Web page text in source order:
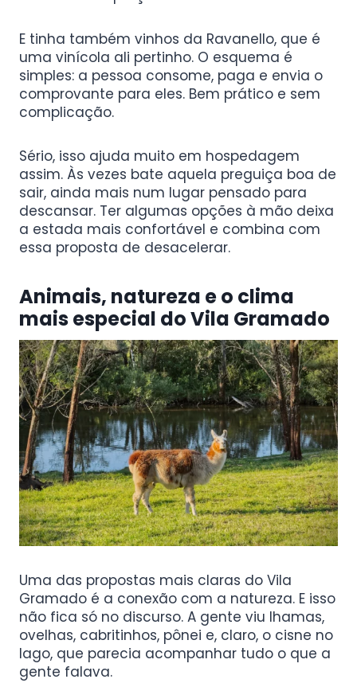
E tinha também vinhos da Ravanello, que é
uma vinícola ali pertinho. O esquema é
simples: a pessoa consome, paga e envia o
comprovante para eles. Bem prático e sem
complicação.
Sério, isso ajuda muito em hospedagem
assim. Às vezes bate aquela preguiça boa de
sair, ainda mais num lugar pensado para
descansar. Ter algumas opções à mão deixa
a estada mais confortável e combina com
essa proposta de desacelerar.
Animais, natureza e o clima
mais especial do Vila Gramado
Uma das propostas mais claras do Vila
Gramado é a conexão com a natureza. E isso
não fica só no discurso. A gente viu lhamas,
ovelhas, cabritinhos, pônei e, claro, o cisne no
lago, que parecia acompanhar tudo o que a
gente falava.